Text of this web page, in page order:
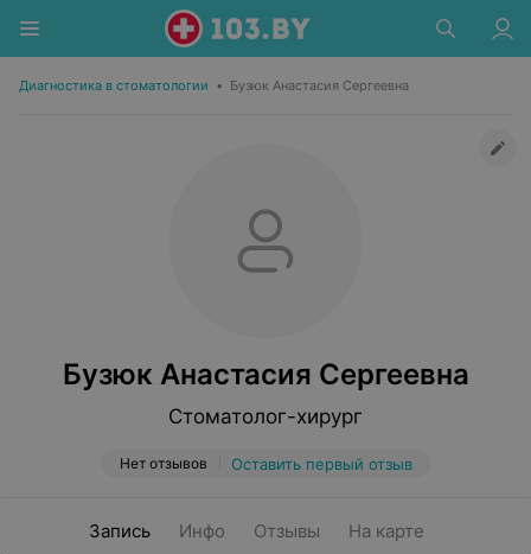
Диагностика в стоматологии • Бузюк Анастасия Сергеевна
Бузюк Анастасия Сергеевна
Стоматолог-хирург
Нет отзывов Оставить первый отзыв
Запись Инфо Отзывы На карте